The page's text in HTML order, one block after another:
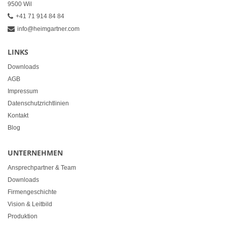
9500 Wil
+41 71 914 84 84
info@heimgartner.com
LINKS
Downloads
AGB
Impressum
Datenschutzrichtlinien
Kontakt
Blog
UNTERNEHMEN
Ansprechpartner & Team
Downloads
Firmengeschichte
Vision & Leitbild
Produktion